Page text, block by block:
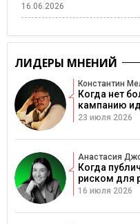
16.06.2026
ЛИДЕРЫ МНЕНИЙ
Константин
Когда нет
кампанию
23 июля 2026
Анастасия
Когда
риском для
16 июля 2026